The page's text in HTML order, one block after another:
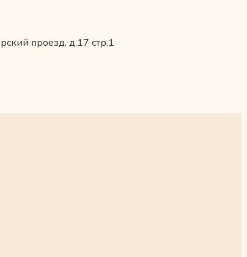
проезд, д.17 стр.1